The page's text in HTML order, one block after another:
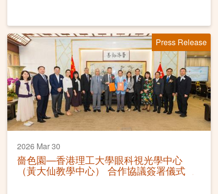
Press Release
2026 Mar 30
嗇色園—香港理工大學眼科視光學中心
（黃大仙教學中心） 合作協議簽署儀式